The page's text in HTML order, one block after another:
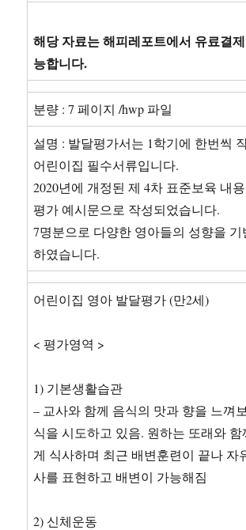
해당 자료는 해피레포트에서 유료결
능합니다.
분량 : 7 페이지 /hwp 파일
설명 : 발달평가서는 1학기에 한번씩
어린이집 필수서류입니다.
2020년에 개정된 제 4차 표준보육 내
평가 예시문으로 작성되었습니다.
7명분으로 다양한 영아들의 성향을 기
하였습니다.
어린이집 영아 발달평가 (만2세)
< 평가영역 >
1) 기본생활습관
– 교사와 함께 음식의 맛과 향을 느껴
식을 시도하고 있음. 원하는 또래와 함
게 식사하며 최근 배변훈련이 끝나 자
사를 표현하고 배변이 가능해짐
2) 신체운동